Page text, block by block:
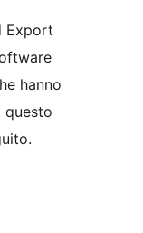
Export
hanno